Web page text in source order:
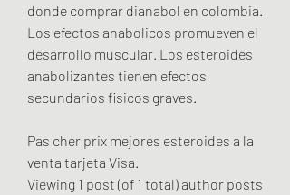
donde comprar dianabol en colombia.
Los efectos anabolicos promueven el
desarrollo muscular. Los esteroides
anabolizantes tienen efectos
secundarios fisicos graves.
Pas cher prix mejores esteroides a la
venta tarjeta Visa.
Viewing 1 post (of 1 total) author posts